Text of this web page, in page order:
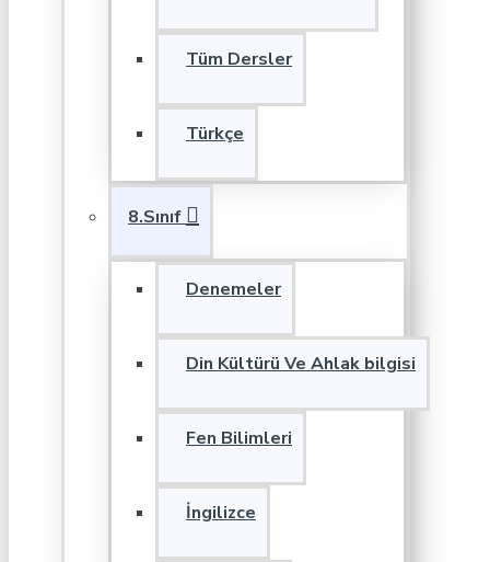
Tüm Dersler
Türkçe
8.Sınıf
Denemeler
Din Kültürü Ve Ahlak bilgisi
Fen Bilimleri
İngilizce